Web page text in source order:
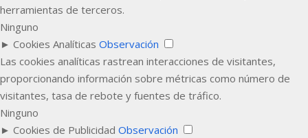
herramientas de terceros.
Ninguno
► Cookies Analíticas Observación
Las cookies analíticas rastrean interacciones de visitantes,
proporcionando información sobre métricas como número de
visitantes, tasa de rebote y fuentes de tráfico.
Ninguno
► Cookies de Publicidad Observación